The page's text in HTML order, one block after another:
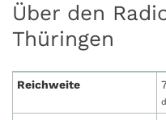
Über den
Thüringen
Reichweite